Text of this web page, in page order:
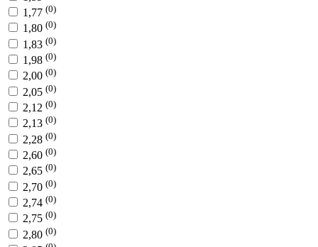
1,77 (0)
1,80 (0)
1,83 (0)
1,98 (0)
2,00 (0)
2,05 (0)
2,12 (0)
2,13 (0)
2,28 (0)
2,60 (0)
2,65 (0)
2,70 (0)
2,74 (0)
2,75 (0)
2,80 (0)